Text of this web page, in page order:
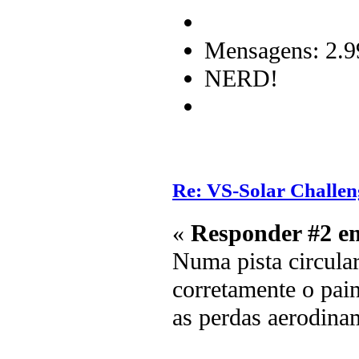
Mensagens:
NERD!
Re: VS-Solar
« Responder #2
Numa pista
corretamente o
as perdas